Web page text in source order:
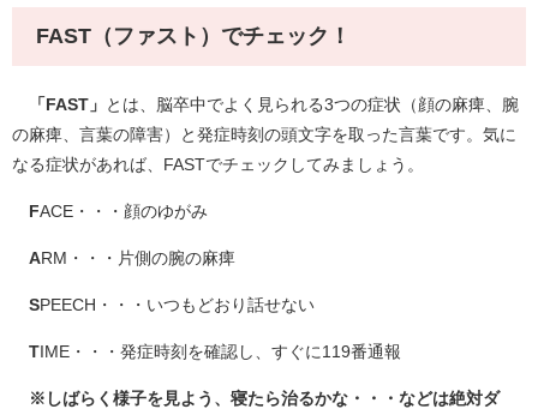
FAST（ファスト）でチェック！
「FAST」 とは、脳卒中でよく見られる3つの症状（顔の麻痺、腕
の麻痺、言葉の障害）と発症時刻の頭文字を取った言葉です。気に
なる症状があれば、FASTでチェックしてみましょう。
FACE・・・顔のゆがみ
ARM・・・片側の腕の麻痺
SPEECH・・・いつもどおり話せない
TIME・・・発症時刻を確認し、すぐに119番通報
※しばらく様子を見よう、寝たら治るかな・・・などは絶対ダ